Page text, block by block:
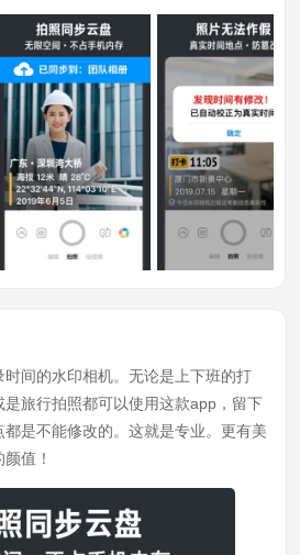
间的水印相机。无论是上下班的打
旅行拍照都可以使用这款app，留下
是不能修改的。这就是专业。更有美
值！